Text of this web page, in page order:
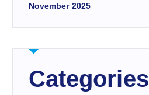
November 2025
Categories